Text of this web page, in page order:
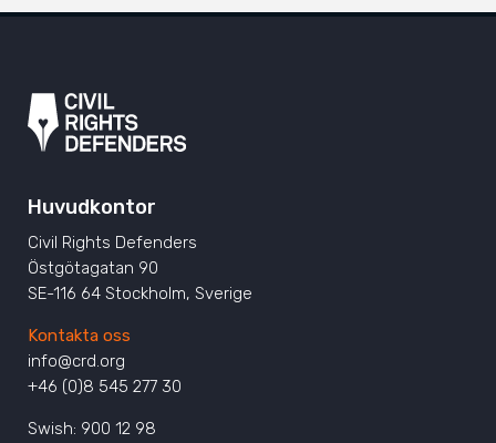
Huvudkontor
Civil Rights Defenders
Östgötagatan 90
SE-116 64 Stockholm, Sverige
Kontakta oss
info@crd.org
+46 (0)8 545 277 30
Swish: 900 12 98